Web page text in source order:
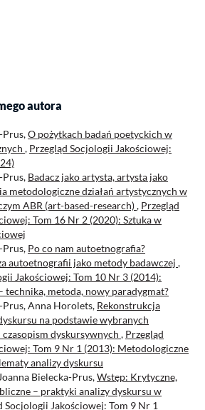
autora
Prus,O pożytkach badań poetyckich w
, Przegląd Socjologii Jakościowej:
Prus, Badacz jako artysta, artysta jako
metodologiczne działań artystycznych w
ABR (art-based-research), Przegląd
Tom 16 Nr 2 (2020): Sztuka w
Prus, Po co nam autoetnografia?
autoetnografii jako metody badawczej ,
Jakościowej: Tom 10 Nr 3 (2014):
technika, metoda, nowy paradygmat?
Prus, Anna Horolets, Rekonstrukcja
na podstawie wybranych
dyskursywnych , Przegląd
Tom 9 Nr 1 (2013): Metodologiczne
analizy dyskursu
Bielecka-Prus,Wstęp: Krytyczne,
– praktyki analizy dyskursu w
Socjologii Jakościowej: Tom 9 Nr 1